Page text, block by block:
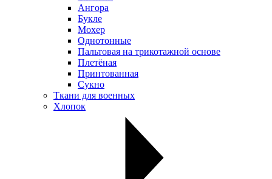
Ангора
Букле
Мохер
Однотонные
Пальтовая на трикотажной основе
Плетёная
Принтованная
Сукно
Ткани для военных
Хлопок